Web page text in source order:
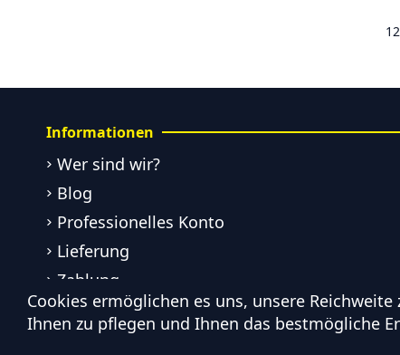
Informationen
Wer sind wir?
Blog
Professionelles Konto
Lieferung
Zahlung
Allgemeine Verkaufsbedingungen
Impressum
Cookies ermöglichen es uns, unsere
Ihnen zu pflegen und Ihnen das bestmögliche